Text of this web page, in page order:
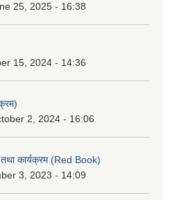
25, 2025 - 16:38
15, 2024 - 14:36
2, 2024 - 16:06
कार्यक्रम (Red Book)
3, 2023 - 14:09